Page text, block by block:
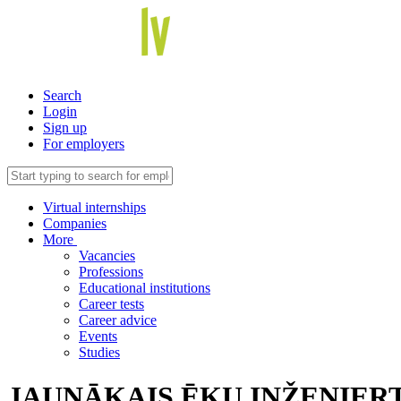
Search
Login
Sign up
For employers
Virtual internships
Companies
More
Vacancies
Professions
Educational institutions
Career tests
Career advice
Events
Studies